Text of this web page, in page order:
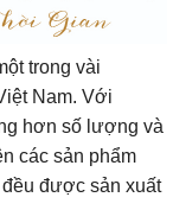
trong vài
Nam. Với
hơn số lượng và
các sản phẩm
được sản xuất